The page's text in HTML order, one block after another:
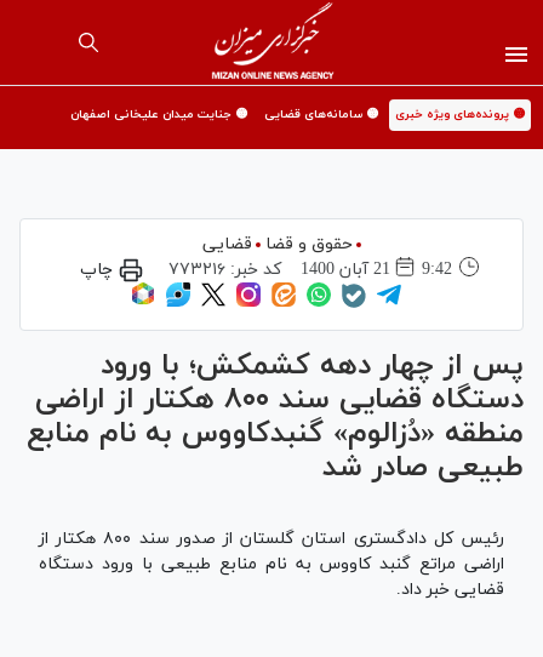
🟡 پرونده‌های ویژه خبری 🟡 سامانه‌های قضایی 🟡 جنایت میدان علیخانی اصفهان
حقوق و قضا
قضایی
9:42
21 آبان 1400 کد خبر:۷۷۳۲۱۶ چاپ
پس از چهار دهه کشمکش؛ با ورود
دستگاه قضایی سند ۸۰۰ هکتار از اراضی
منطقه «دُزالوم» گنبدکاووس به نام منابع
طبیعی صادر شد
رئیس کل دادگستری استان گلستان از صدور سند ۸۰۰ هکتار از
اراضی مراتع گنبد کاووس به نام منابع طبیعی با ورود دستگاه
قضایی خبر داد.